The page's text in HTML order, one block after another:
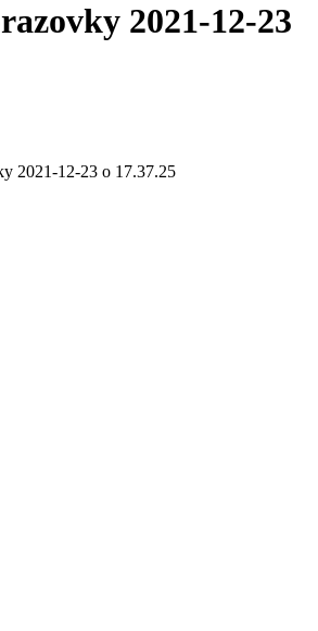
2021-12-23
2021-12-23 o 17.37.25